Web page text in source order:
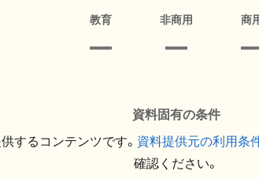
教育 非商用 商
資料固有の条件
するコンテンツです。 資料提供元の利用条
確認ください。